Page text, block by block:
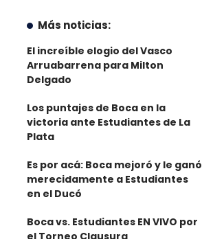
Más noticias:
El increíble elogio del Vasco
Arruabarrena para Milton
Delgado
Los puntajes de Boca en la
victoria ante Estudiantes de La
Plata
Es por acá: Boca mejoró y le ganó
merecidamente a Estudiantes
en el Ducó
Boca vs. Estudiantes EN VIVO por
el Torneo Clausura